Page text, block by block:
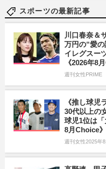
スポーツの最新記事
川口春奈＆
万円の“愛
イレグスー
《2026年8
週刊女性PRIME
《推し球児
30代以上の
球児1位は
8月Choice》
週刊女性2025年